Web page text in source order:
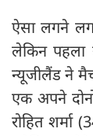
ऐसा लगने
लेकिन पहला
न्यूजीलैंड ने
एक अपने
रोहित